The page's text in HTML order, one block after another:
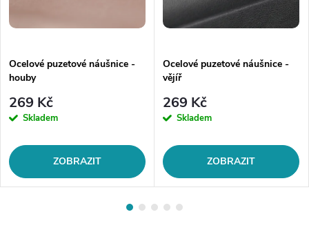
Ocelové puzetové náušnice -
houby
269 Kč
Skladem
ZOBRAZIT
Ocelové puzetové náušnice -
vějíř
269 Kč
Skladem
ZOBRAZIT